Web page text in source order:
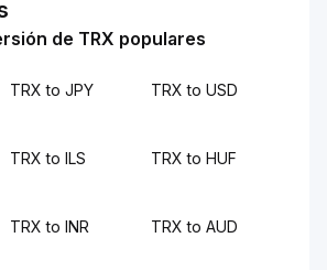
de TRX populares
TRX to JPY TRX to USD
TRX to ILS TRX to HUF
TRX to INR TRX to AUD